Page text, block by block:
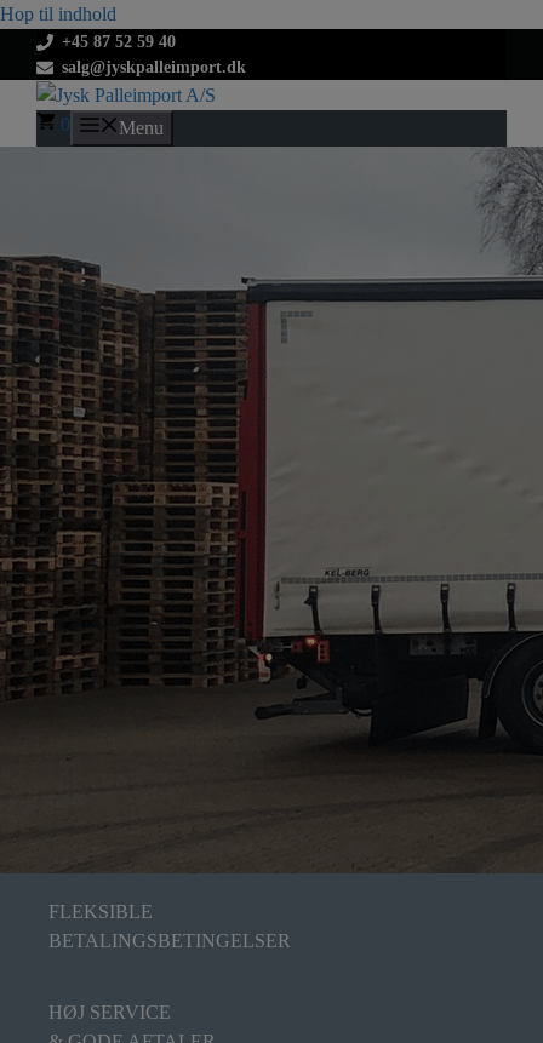
Hop til indhold
+45 87 52 59 40
salg@jyskpalleimport.dk
0 Menu
FLEKSIBLE
BETALINGSBETINGELSER
HØJ SERVICE